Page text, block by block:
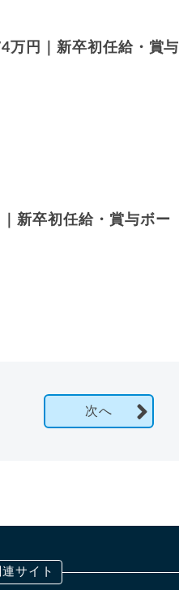
万円｜新卒初任給・賞与
新卒初任給・賞与ボー
次へ
連サイト